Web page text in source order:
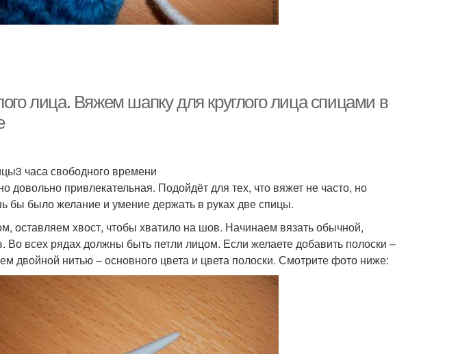
лица. Вяжем шапку для круглого лица спицами в
часа свободного времени
довольно привлекательная. Подойдёт для тех, что вяжет не часто, но
бы было желание и умение держать в руках две спицы.
оставляем хвост, чтобы хватило на шов. Начинаем вязать обычной,
Во всех рядах должны быть петли лицом. Если желаете добавить полоски –
двойной нитью – основного цвета и цвета полоски. Смотрите фото ниже: